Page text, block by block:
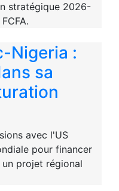
stratégique 2026-
Nigeria :
sa
avec l'US
pour financer
projet régional